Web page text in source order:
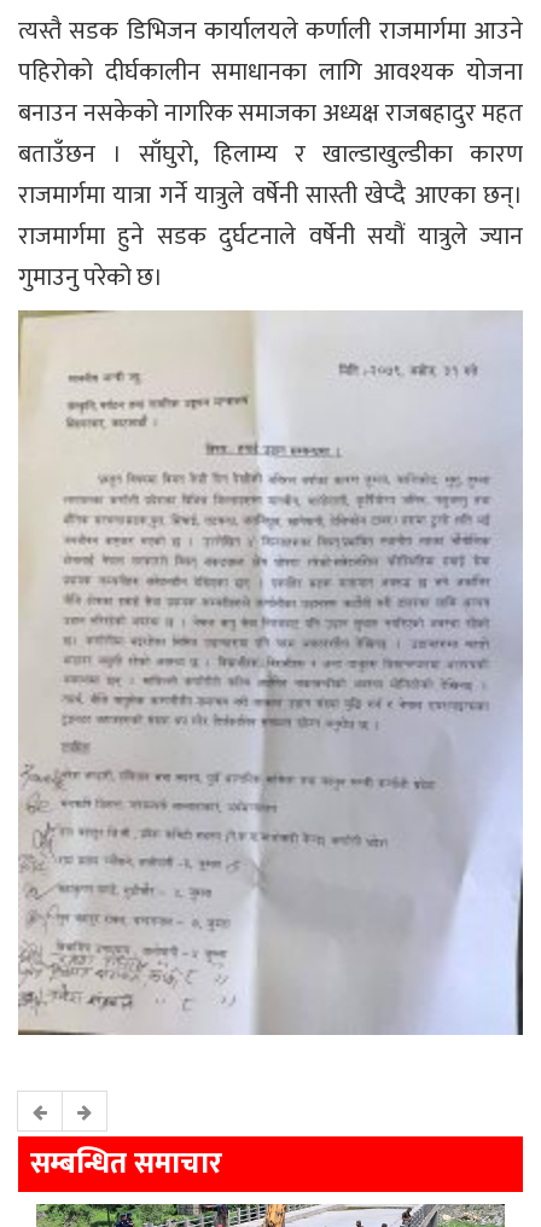
त्यस्तै सडक डिभिजन कार्यालयले कर्णाली राजमार्गमा आउने
पहिरोको दीर्घकालीन समाधानका लागि आवश्यक योजना
बनाउन नसकेको नागरिक समाजका अध्यक्ष राजबहादुर महत
बताउँछन । साँघुरो, हिलाम्य र खाल्डाखुल्डीका कारण
राजमार्गमा यात्रा गर्ने यात्रुले वर्षेनी सास्ती खेप्दै आएका छन्।
राजमार्गमा हुने सडक दुर्घटनाले वर्षेनी सयौं यात्रुले ज्यान
गुमाउनु परेको छ।
सम्बन्धित समाचार